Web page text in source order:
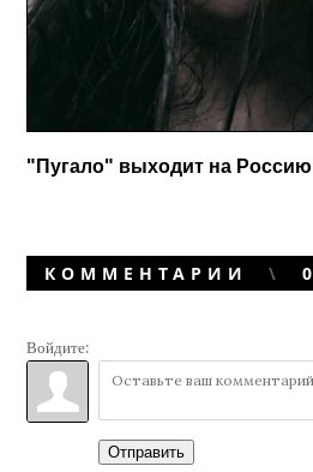
"Пугало" выходит на Россию
КОММЕНТАРИИ 0
Войдите:
Отправить